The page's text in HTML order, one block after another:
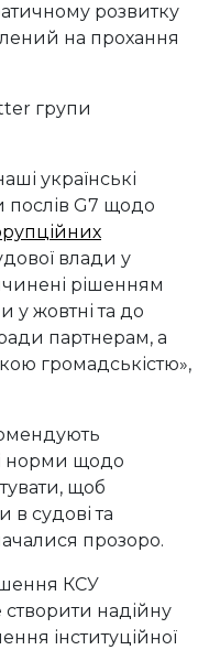
розвитку
на прохання
групи
українські
G7 щодо
влади у
рішенням
у жовтні та до
партнерам, а
громадськістю»,
норми щодо
щоб
в судові та
прозоро.
КСУ
надійну
інституційної